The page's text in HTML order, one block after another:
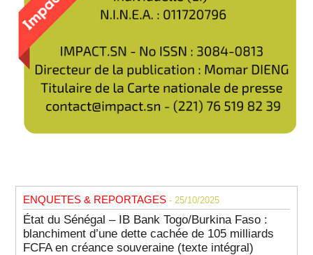
ENQUETES & REPORTAGES - 25/10/2025
État du Sénégal – IB Bank Togo/Burkina Faso :
blanchiment d’une dette cachée de 105 milliards
FCFA en créance souveraine (texte intégral)